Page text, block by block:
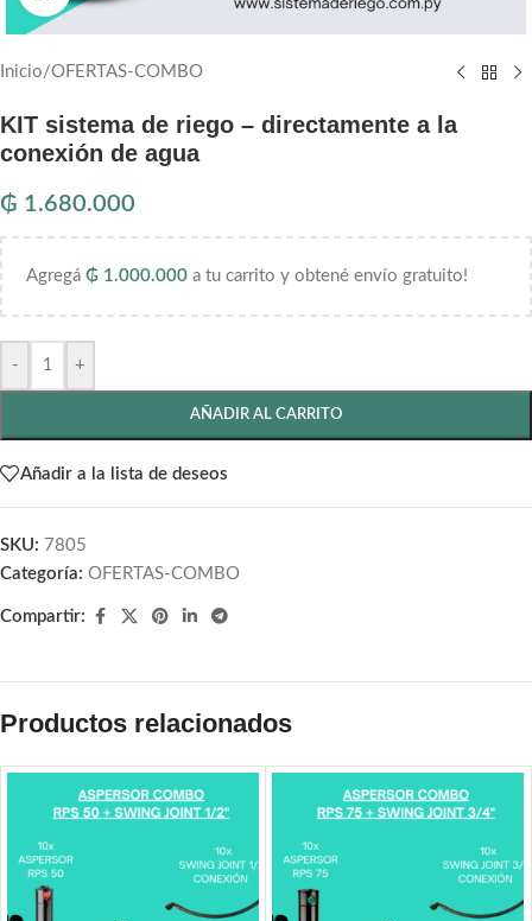
Inicio/OFERTAS-COMBO
KIT sistema de riego – directamente a la
conexión de agua
₲ 1.680.000
Agregá ₲ 1.000.000 a tu carrito y obtené envío gratuito!
- +
AÑADIR AL CARRITO
Añadir a la lista de deseos
SKU: 7805
Categoría: OFERTAS-COMBO
Compartir:
Productos relacionados